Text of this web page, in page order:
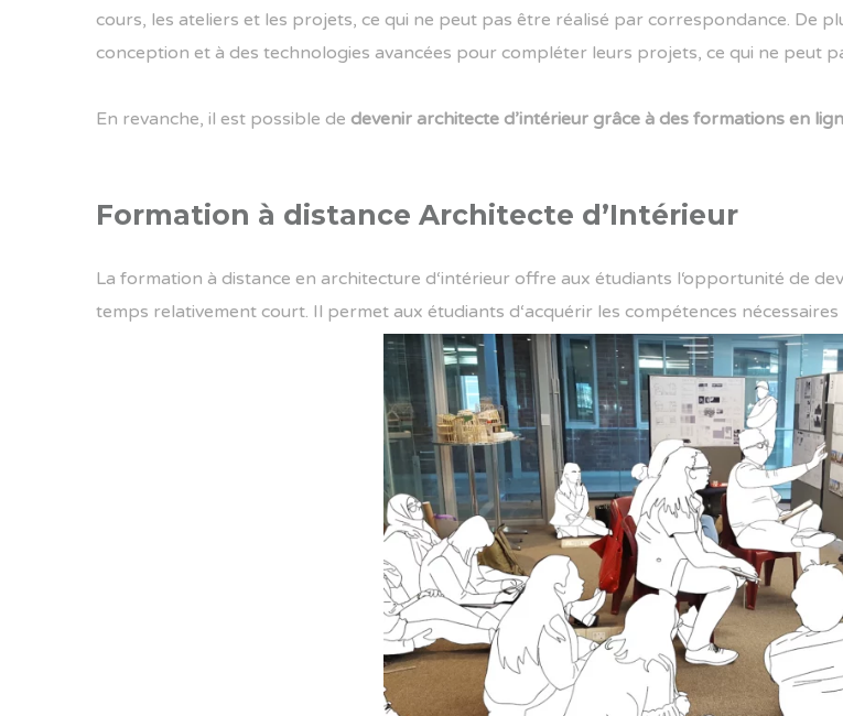
cours, les ateliers et les projets, ce qui ne peut pas être réalisé par correspondance. De
conception et à des technologies avancées pour compléter leurs projets, ce qui ne peut
En revanche, il est possible de devenir architecte d’intérieur grâce à des formations en
Formation à distance Architecte d’Intérieur
La formation à distance en architecture d‘intérieur offre aux étudiants l‘opportunité de de
temps relativement court. Il permet aux étudiants d‘acquérir les compétences nécessaires